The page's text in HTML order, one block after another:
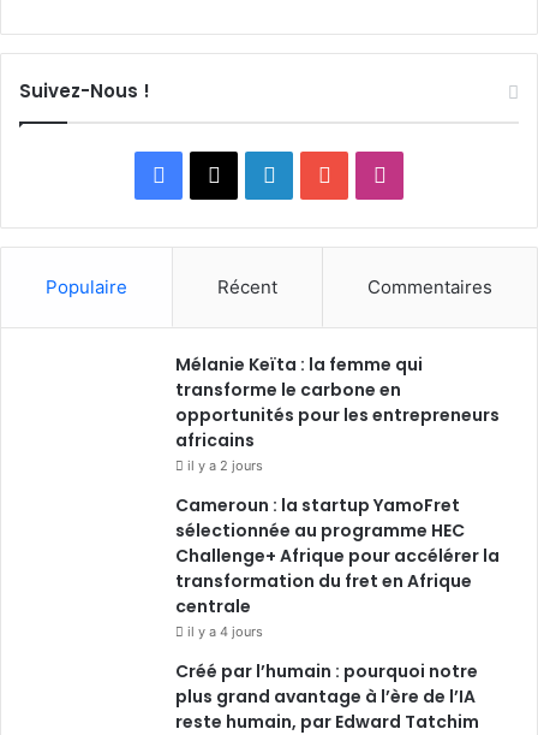
Suivez-Nous !
a
b
o
o
k
i
e
d
n
o
u
b
n
a
g
a
m
Populaire Récent Commentaires
Mélanie Keïta : la femme qui
transforme le carbone en
opportunités pour les entrepreneurs
africains
il y a 2 jours
Cameroun : la startup YamoFret
sélectionnée au programme HEC
Challenge+ Afrique pour accélérer la
transformation du fret en Afrique
centrale
il y a 4 jours
Créé par l’humain : pourquoi notre
plus grand avantage à l’ère de l’IA
reste humain, par Edward Tatchim